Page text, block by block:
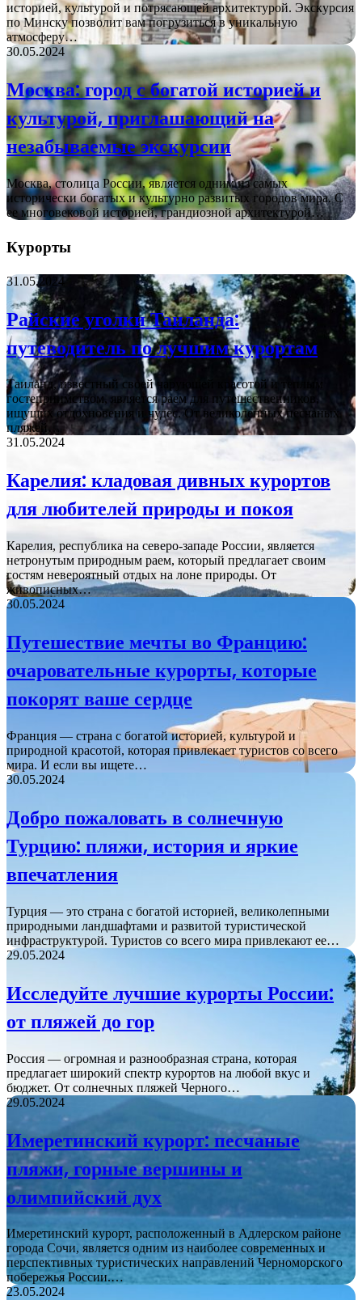
историей, культурой и потрясающей архитектурой. Экскурсия
по Минску позволит вам погрузиться в уникальную
атмосферу…
30.05.2024
Москва: город с богатой историей и
культурой, приглашающий на
незабываемые экскурсии
Москва, столица России, является одним из самых
исторически богатых и культурно развитых городов мира. С
ее многовековой историей, грандиозной архитектурой…
Курорты
31.05.2024
Райские уголки Таиланда:
путеводитель по лучшим курортам
Таиланд, известный своей чарующей красотой и теплым
гостеприимством, является раем для путешественников,
ищущих отдохновения и чудес. От великолепных песчаных
пляжей…
31.05.2024
Карелия: кладовая дивных курортов
для любителей природы и покоя
Карелия, республика на северо-западе России, является
нетронутым природным раем, который предлагает своим
гостям невероятный отдых на лоне природы. От
живописных…
30.05.2024
Путешествие мечты во Францию:
очаровательные курорты, которые
покорят ваше сердце
Франция — страна с богатой историей, культурой и
природной красотой, которая привлекает туристов со всего
мира. И если вы ищете…
30.05.2024
Добро пожаловать в солнечную
Турцию: пляжи, история и яркие
впечатления
Турция — это страна с богатой историей, великолепными
природными ландшафтами и развитой туристической
инфраструктурой. Туристов со всего мира привлекают ее…
29.05.2024
Исследуйте лучшие курорты России:
от пляжей до гор
Россия — огромная и разнообразная страна, которая
предлагает широкий спектр курортов на любой вкус и
бюджет. От солнечных пляжей Черного…
29.05.2024
Имеретинский курорт: песчаные
пляжи, горные вершины и
олимпийский дух
Имеретинский курорт, расположенный в Адлерском районе
города Сочи, является одним из наиболее современных и
перспективных туристических направлений Черноморского
побережья России.…
23.05.2024